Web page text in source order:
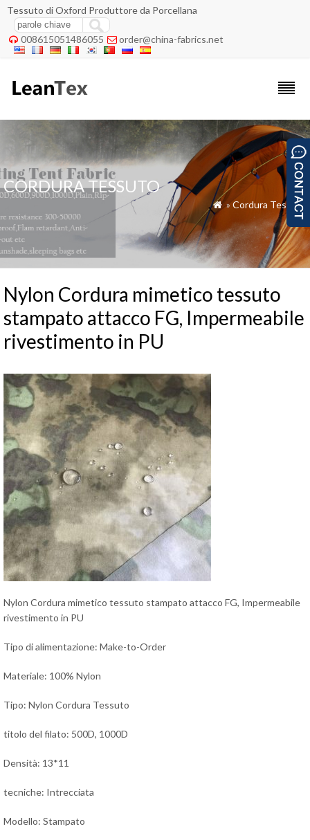
Tessuto di Oxford Produttore da Porcellana
 008615051486055  order@china-fabrics.net
CORDURA TESSUTO
 »Cordura Tessuto
Nylon Cordura mimetico tessuto
stampato attacco FG, Impermeabile
rivestimento in PU
Nylon Cordura mimetico tessuto stampato attacco FG, Impermeabile
rivestimento in PU
Tipo di alimentazione: Make-to-Order
Materiale: 100% Nylon
Tipo: Nylon Cordura Tessuto
titolo del filato: 500D, 1000D
Densità: 13*11
tecniche: Intrecciata
Modello: Stampato